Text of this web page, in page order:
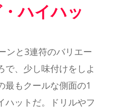
ハイハッ
ンと3連符のバリエー
で、少し味付けをしよ
最もクールな側面の1
ハットだ。ドリルやフ